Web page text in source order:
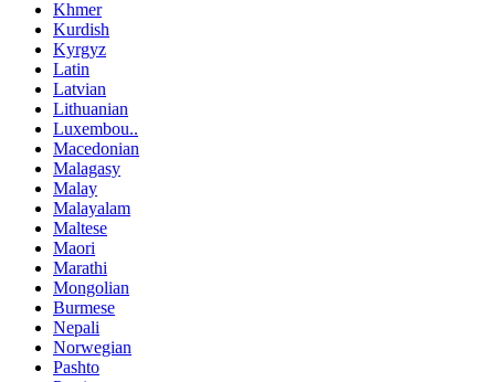
Khmer
Kurdish
Kyrgyz
Latin
Latvian
Lithuanian
Luxembou..
Macedonian
Malagasy
Malay
Malayalam
Maltese
Maori
Marathi
Mongolian
Burmese
Nepali
Norwegian
Pashto